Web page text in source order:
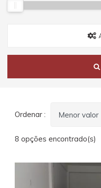
Ordenar :
8 opções encontrado(s)